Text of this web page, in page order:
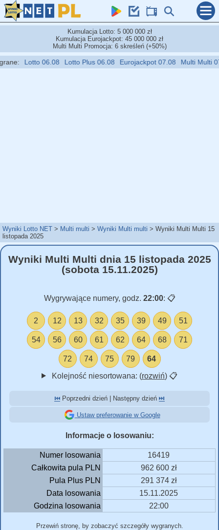
Kumulacja Lotto: 5 000 000 zł
Kumulacja Eurojackpot: 45 000 000 zł
Multi Multi Promocja: 6 skreśleń (+50%)
Lotto 06.08 Lotto Plus 06.08 Eurojackpot 07.08 Multi Multi 07.08
Wyniki Lotto NET Multi multi Wyniki Multi multi
Wyniki Multi Multi 15
listopada 2025
Wyniki Multi Multi dnia 15 listopada 2025
(sobota 15.11.2025)
Wygrywające numery, godz. 22:00: 📋
2 12 13 32 35 39 49 51
54 56 60 61 62 64 68 71
72 74 75 79 64
Kolejność niesortowana: (rozwiń) 📋
⏮️ Poprzedni dzień | Następny dzień ⏭️
Ustaw preferowanie w Google
Informacje o losowaniu:
Numer losowania
16419
Całkowita pula PLN
962 600 zł
Pula Plus PLN
291 374 zł
Data losowania
15.11.2025
Godzina losowania
22:00
Przewiń stronę, by zobaczyć szczegóły wygranych.